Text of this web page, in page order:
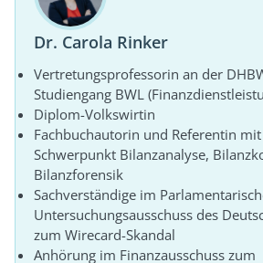
Dr. Carola Rinker
Vertretungsprofessorin an der
Studiengang BWL
Diplom-Volkswirtin
Fachbuchautorin und Referentin
Schwerpunkt Bilanzanalyse,
Bilanzforensik
Sachverständige im
Untersuchungsausschuss des
zum Wirecard-Skandal
Anhörung im Finanzausschuss zum